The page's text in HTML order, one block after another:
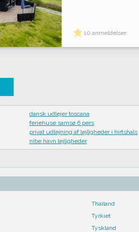
10 anmeldelser
dansk udlejer toscana
feriehuse samsø 6 pers
privat udlejning af lejligheder i hirtshals
nibe havn lejligheder
Thailand
Tyrkiet
Tyskland